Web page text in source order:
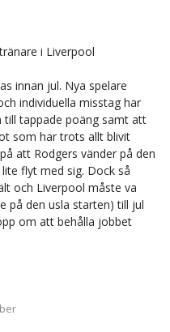
i Liverpool
innan jul. Nya spelare
individuella misstag har
till tappade poäng samt att
som har trots allt blivit
att Rodgers vänder på den
flyt med sig. Dock så
och Liverpool måste va
på den usla starten) till jul
om att behålla jobbet